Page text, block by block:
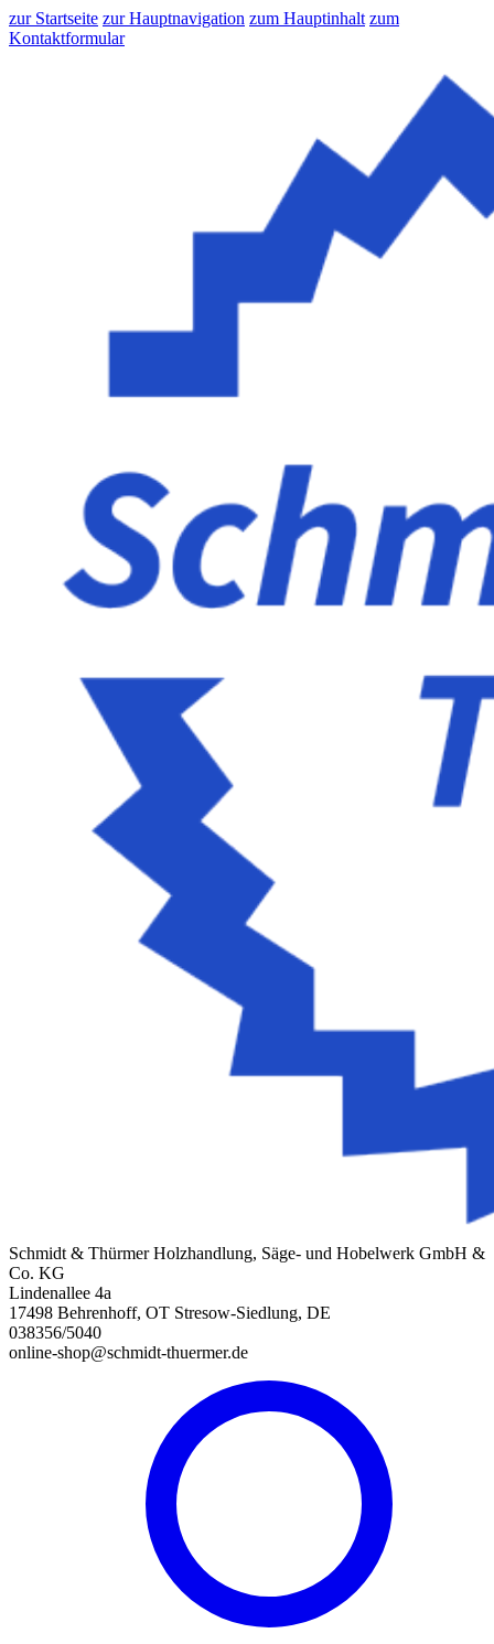
zur Startseite zur Hauptnavigation zum Hauptinhalt zum
Kontaktformular
Schmidt & Thürmer Holzhandlung, Säge- und Hobelwerk GmbH &
Co. KG
Lindenallee 4a
17498 Behrenhoff, OT Stresow-Siedlung, DE
038356/5040
online-shop@schmidt-thuermer.de